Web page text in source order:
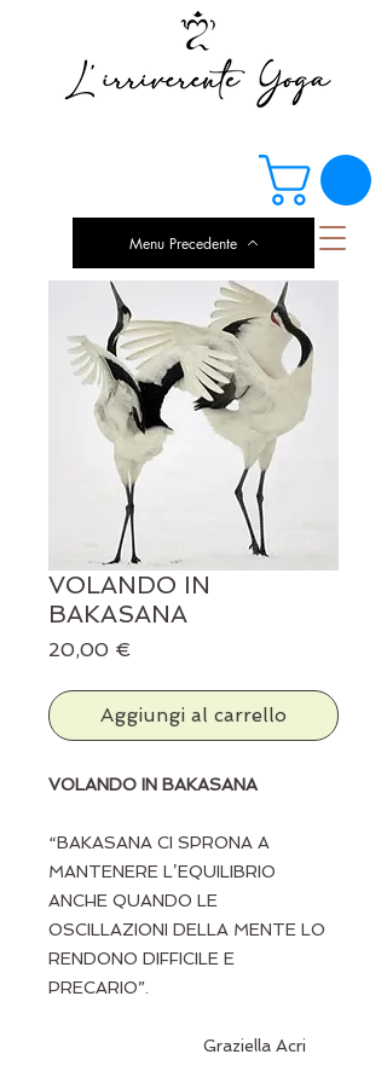
Menu Precedente
VOLANDO IN
BAKASANA
20,00 €
Aggiungi al carrello
VOLANDO IN BAKASANA
“BAKASANA CI SPRONA A
MANTENERE L’EQUILIBRIO
ANCHE QUANDO LE
OSCILLAZIONI DELLA MENTE LO
RENDONO DIFFICILE E
PRECARIO”.
Graziella Acri